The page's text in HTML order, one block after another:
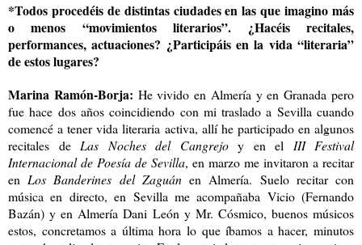
*Todos procedéis de distintas ciudades en las que imagino más
o menos “movimientos literarios”. ¿Hacéis recitales,
performances, actuaciones? ¿Participáis en la vida “literaria”
de estos lugares?
Marina Ramón-Borja: He vivido en Almería y en Granada pero
fue hace dos años coincidiendo con mi traslado a Sevilla cuando
comencé a tener vida literaria activa, allí he participado en algunos
recitales de Las Noches del Cangrejoy en el III Festival
Internacional de Poesía de Sevilla, en marzo me invitaron a recitar
enLos Banderines del Zaguánen Almería. Suelo recitar con
música en directo, en Sevilla me acompañaba Vicio (Fernando
Bazán) y en Almería Dani León y Mr. Cósmico, buenos músicos
estos, concretamos a última hora lo que íbamos a hacer, minutos